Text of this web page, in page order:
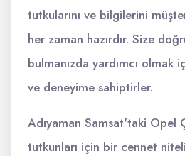
tutkularını ve bilgilerini
her zaman hazırdır. Size
bulmanızda yardımcı olmak
ve deneyime sahiptirler.
Adıyaman Samsat'taki Opel
tutkunları için bir cennet